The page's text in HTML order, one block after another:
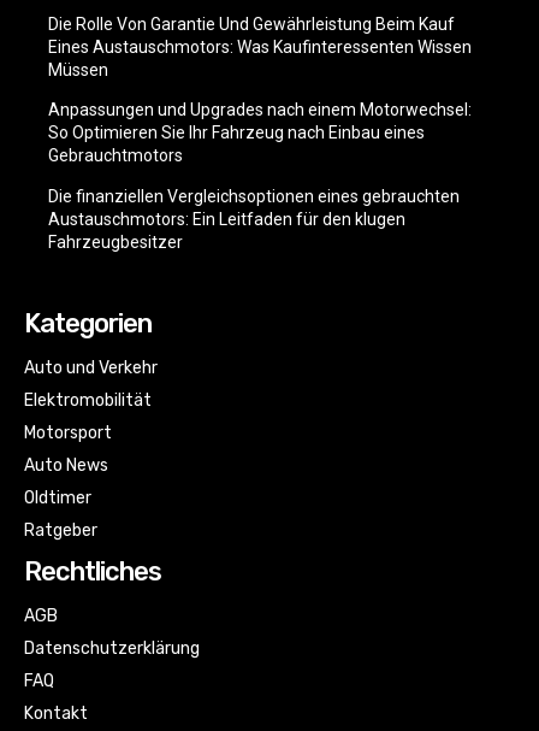
Die Rolle Von Garantie Und Gewährleistung Beim Kauf
Eines Austauschmotors: Was Kaufinteressenten Wissen
Müssen
Anpassungen und Upgrades nach einem Motorwechsel:
So Optimieren Sie Ihr Fahrzeug nach Einbau eines
Gebrauchtmotors
Die finanziellen Vergleichsoptionen eines gebrauchten
Austauschmotors: Ein Leitfaden für den klugen
Fahrzeugbesitzer
Kategorien
Auto und Verkehr
Elektromobilität
Motorsport
Auto News
Oldtimer
Ratgeber
Rechtliches
AGB
Datenschutzerklärung
FAQ
Kontakt